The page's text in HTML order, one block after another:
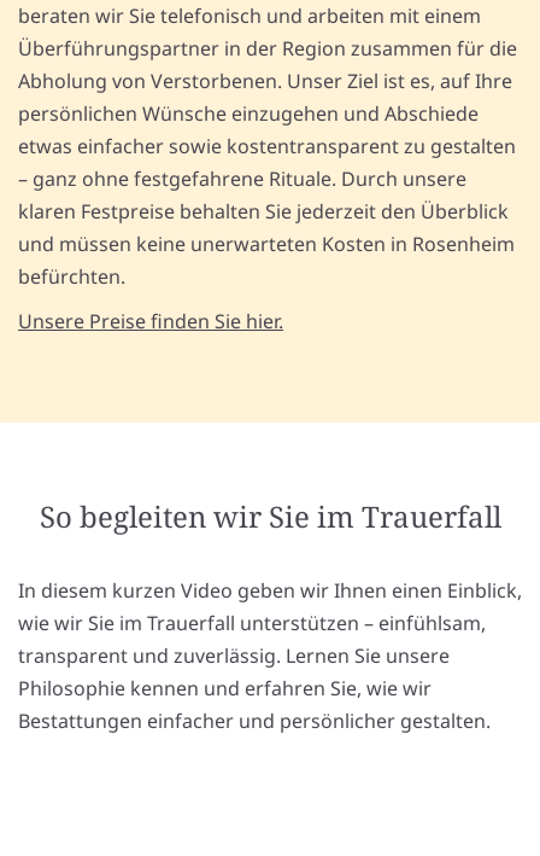
beraten wir Sie telefonisch und arbeiten mit einem
Überführungspartner in der Region zusammen für die
Abholung von Verstorbenen. Unser Ziel ist es, auf Ihre
persönlichen Wünsche einzugehen und Abschiede
etwas einfacher sowie kostentransparent zu gestalten
– ganz ohne festgefahrene Rituale. Durch unsere
klaren Festpreise behalten Sie jederzeit den Überblick
und müssen keine unerwarteten Kosten in Rosenheim
befürchten.
Unsere Preise finden Sie hier.
So begleiten wir Sie im Trauerfall
In diesem kurzen Video geben wir Ihnen einen Einblick,
wie wir Sie im Trauerfall unterstützen – einfühlsam,
transparent und zuverlässig. Lernen Sie unsere
Philosophie kennen und erfahren Sie, wie wir
Bestattungen einfacher und persönlicher gestalten.